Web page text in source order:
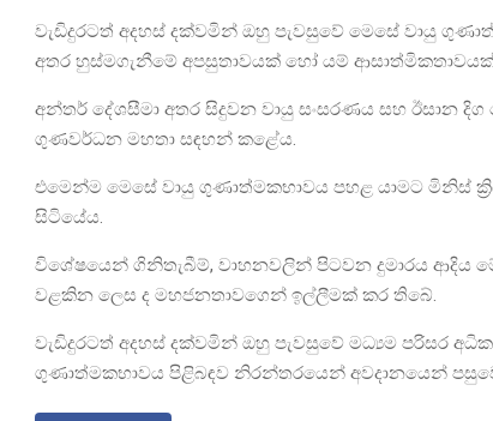
වැඩිදුරටත් අදහස් දක්වමින් ඔහු පැවසුවේ මෙසේ වායු
අතර හුස්මගැනීමේ අපසුතාවයක් හෝ යම්
අන්තර් දේශසීමා අතර සිදුවන වායු සංසරණය සහ ඊසාන
ගුණවර්ධන මහතා සඳහන් කළේය.
එමෙන්ම මෙසේ වායු ගුණාත්මකභාවය පහළ යාමට මිනිස්
සිටියේය.
විශේෂයෙන් ගිනිතැබීම්, වාහනවලින් පිටවන දුමාරය ආදිය
වළකින ලෙස ද මහජනතාවගෙන් ඉල්ලීමක් කර තිබේ.
වැඩිදුරටත් අදහස් දක්වමින් ඔහු පැවසුවේ මධ්‍යම පරිසර
ගුණාත්මකභාවය පිළිබඳව නිරන්තරයෙන් අවදානයෙන්